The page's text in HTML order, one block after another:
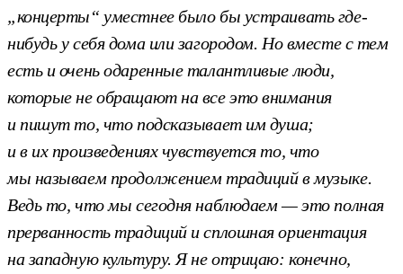
„концерты“ уместнее было бы устраивать где-
нибудь у себя дома или загородом. Но вместе с тем
есть и очень одаренные талантливые люди,
которые не обращают на все это внимания
и пишут то, что подсказывает им душа;
и в их произведениях чувствуется то, что
мы называем продолжением традиций в музыке.
Ведь то, что мы сегодня наблюдаем — это полная
прерванность традиций и сплошная ориентация
на западную культуру. Я не отрицаю: конечно,